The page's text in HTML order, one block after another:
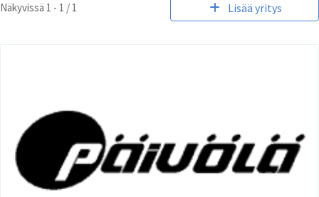
Näkyvissä 1 - 1 / 1 Lisää yritys